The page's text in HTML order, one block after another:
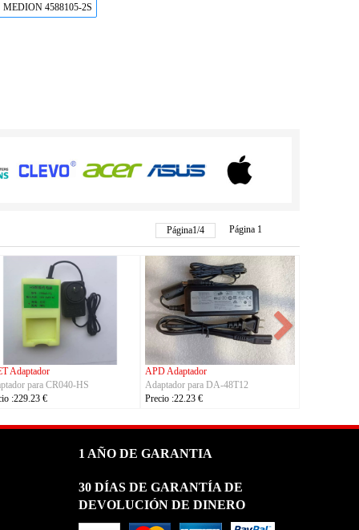
MEDION 4588105-2S
Página1/4 Página 1
A14-150P1A
€
ASUS Adaptador
Adaptador para ADP-380AB_B
Precio :86.23 €
1 AÑO DE GARANTIA
30 DÍAS DE GARANTÍA DE
DEVOLUCIÓN DE DINERO